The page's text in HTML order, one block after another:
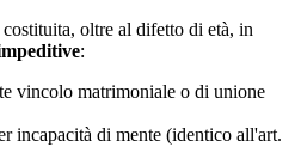
oltre al difetto di età, in
:
vincolo matrimoniale o di unione
incapacità di mente (identico all'art.